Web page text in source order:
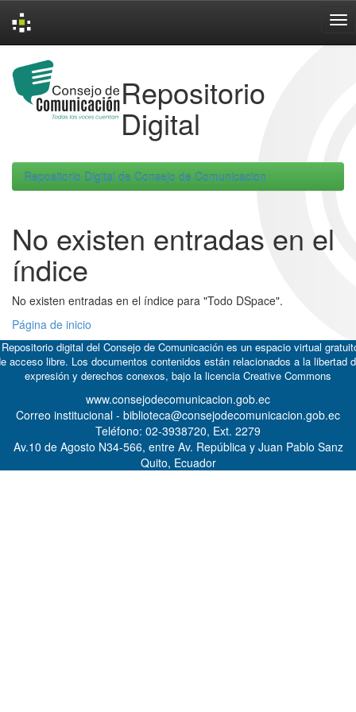
navigation
Repositorio
Digital
Repositorio Digital de Consejo de Comunicacion
No existen entradas en el
índice
No existen entradas en el índice para "Todo DSpace".
Página de inicio
digital del Consejo de Comunicación es un espacio virtual
acceso libre. Los documentos contenidos están relacionados a la libertad
expresión y derechos conexos, bajo la licencia Creative Commons
www.consejodecomunicacion.gob.ec
Correo institucional - biblioteca@consejodecomunicacion.gob.ec
Teléfono: 02-3938720, Ext. 2279
Av.10 de Agosto N34-566, entre Av. República y Juan Pablo Sanz
Quito, Ecuador